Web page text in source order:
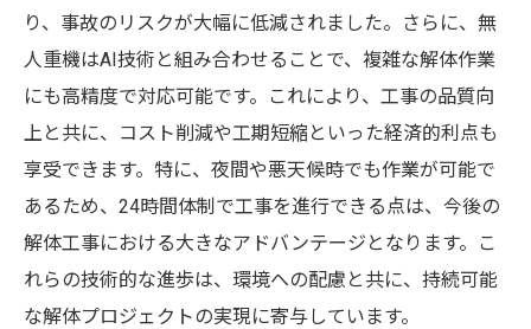
り、事故のリスクが大幅に低減されました。さらに、無
人重機はAI技術と組み合わせることで、複雑な解体作業
にも高精度で対応可能です。これにより、工事の品質向
上と共に、コスト削減や工期短縮といった経済的利点も
享受できます。特に、夜間や悪天候時でも作業が可能で
あるため、24時間体制で工事を進行できる点は、今後の
解体工事における大きなアドバンテージとなります。こ
れらの技術的な進歩は、環境への配慮と共に、持続可能
な解体プロジェクトの実現に寄与しています。